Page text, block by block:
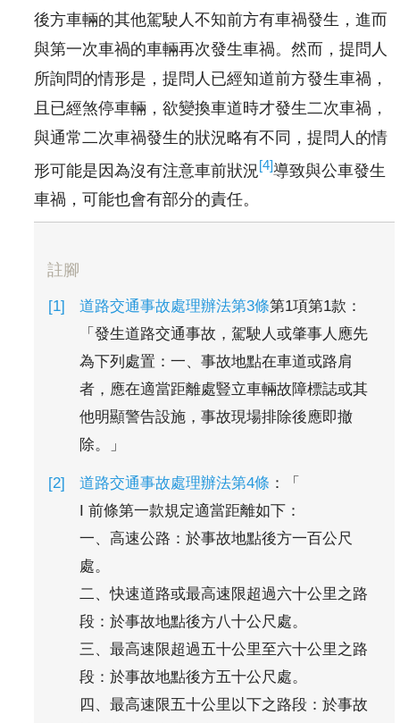
後方車輛的其他駕駛人不知前方有車禍發生，進而
與第一次車禍的車輛再次發生車禍。然而，提問人
所詢問的情形是，提問人已經知道前方發生車禍，
且已經煞停車輛，欲變換車道時才發生二次車禍，
與通常二次車禍發生的狀況略有不同，提問人的情
形可能是因為沒有注意車前狀況[4]導致與公車發生
車禍，可能也會有部分的責任。
註腳
道路交通事故處理辦法第3條第1項第1款：
「發生道路交通事故，駕駛人或肇事人應先
為下列處置：一、事故地點在車道或路肩
者，應在適當距離處豎立車輛故障標誌或其
他明顯警告設施，事故現場排除後應即撤
除。」
道路交通事故處理辦法第4條 ：「
I 前條第一款規定適當距離如下：
一、高速公路：於事故地點後方一百公尺
處。
二、快速道路或最高速限超過六十公里之路
段：於事故地點後方八十公尺處。
三、最高速限超過五十公里至六十公里之路
段：於事故地點後方五十公尺處。
四、最高速限五十公里以下之路段：於事故